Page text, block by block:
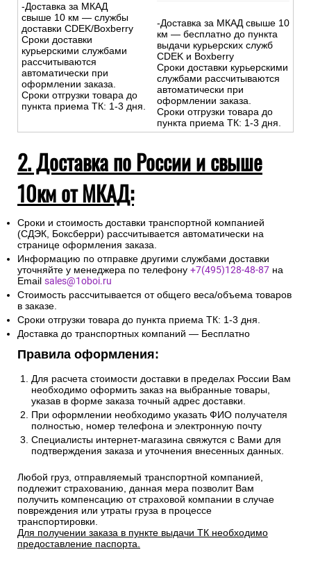
-Доставка за МКАД
свыше 10 км — службы
доставки CDEK/Boxberry
Сроки доставки
курьерскими службами
рассчитываются
автоматически при
оформлении заказа.
Сроки отгрузки товара до
пункта приема ТК: 1-3 дня.
-Доставка за МКАД свыше 10
км — бесплатно до пункта
выдачи курьерских служб
CDEK и Boxberry
Сроки доставки курьерскими
службами рассчитываются
автоматически при
оформлении заказа.
Сроки отгрузки товара до
пункта приема ТК: 1-3 дня.
2. Доставка по России и свыше
10км от МКАД:
Сроки и стоимость доставки транспортной компанией
(СДЭК, Боксберри) рассчитывается автоматически на
странице оформления заказа.
Информацию по отправке другими службами доставки
уточняйте у менеджера по телефону +7(495)128-48-87 на
Email sales@1oboi.ru
Стоимость рассчитывается от общего веса/объема товаров
в заказе.
Сроки отгрузки товара до пункта приема ТК: 1-3 дня.
Доставка до транспортных компаний — Бесплатно
Правила оформления:
Для расчета стоимости доставки в пределах России Вам
необходимо оформить заказ на выбранные товары,
указав в форме заказа точный адрес доставки.
При оформлении необходимо указать ФИО получателя
полностью, номер телефона и электронную почту
Специалисты интернет-магазина свяжутся с Вами для
подтверждения заказа и уточнения внесенных данных.
Любой груз, отправляемый транспортной компанией,
подлежит страхованию, данная мера позволит Вам
получить компенсацию от страховой компании в случае
повреждения или утраты груза в процессе
транспортировки.
Для получении заказа в пункте выдачи ТК необходимо
предоставление паспорта.